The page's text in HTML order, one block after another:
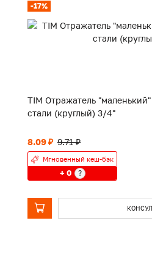
-17%
TIM Отражатель
стали (круглый) 3/4"
8.09 ₽ 9.71 ₽
Мгновенный кеш-бэк
+ 0 ?